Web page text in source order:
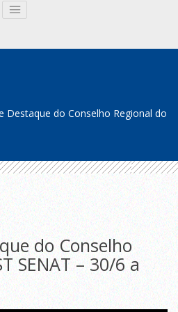
Destaque do Conselho Regional do
do Conselho
SENAT – 30/6 a